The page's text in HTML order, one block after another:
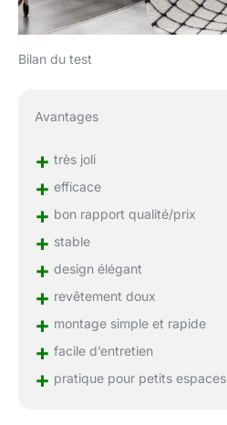
Bilan du test
Avantages
+ très joli
+ efficace
+ bon rapport qualité/prix
+ stable
+ design élégant
+ revêtement doux
+ montage simple et rapide
+ facile d’entretien
+ pratique pour petits espaces